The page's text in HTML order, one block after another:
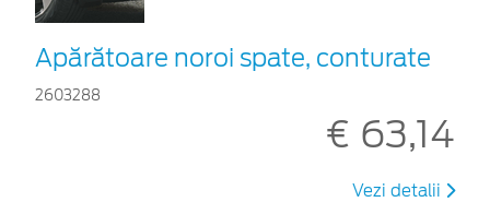
Apărătoare noroi spate, conturate
2603288
€ 63,14
Vezi detalii